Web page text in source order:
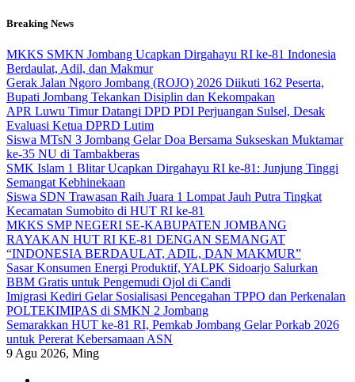
Skip
content
Breaking News
MKKS SMKN Jombang Ucapkan Dirgahayu RI ke-81 Indonesia
Berdaulat, Adil, dan Makmur
Gerak Jalan Ngoro Jombang (ROJO) 2026 Diikuti 162 Peserta,
Bupati Jombang Tekankan Disiplin dan Kekompakan
APR Luwu Timur Datangi DPD PDI Perjuangan Sulsel, Desak
Evaluasi Ketua DPRD Lutim
Siswa MTsN 3 Jombang Gelar Doa Bersama Sukseskan Muktamar
ke-35 NU di Tambakberas
SMK Islam 1 Blitar Ucapkan Dirgahayu RI ke-81: Junjung Tinggi
Semangat Kebhinekaan
Siswa SDN Trawasan Raih Juara 1 Lompat Jauh Putra Tingkat
Kecamatan Sumobito di HUT RI ke-81
MKKS SMP NEGERI SE-KABUPATEN JOMBANG
RAYAKAN HUT RI KE-81 DENGAN SEMANGAT
“INDONESIA BERDAULAT, ADIL, DAN MAKMUR”
Sasar Konsumen Energi Produktif, YALPK Sidoarjo Salurkan
BBM Gratis untuk Pengemudi Ojol di Candi
Imigrasi Kediri Gelar Sosialisasi Pencegahan TPPO dan Perkenalan
POLTEKIMIPAS di SMKN 2 Jombang
Semarakkan HUT ke-81 RI, Pemkab Jombang Gelar Porkab 2026
untuk Pererat Kebersamaan ASN
9 Agu 2026, Ming